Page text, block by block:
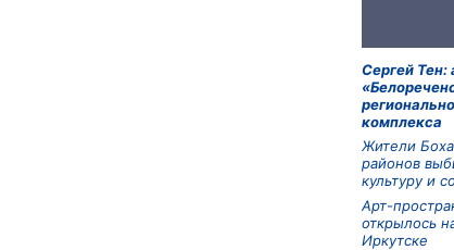
Сергей Тен:
комплекса
Жители
районов
культуру и
Арт-
открылось
Иркутске